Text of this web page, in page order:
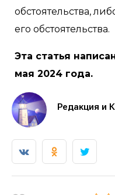
обстоятельства,
его обстоятельства.
Эта статья
мая 2024 года.
Редакция и